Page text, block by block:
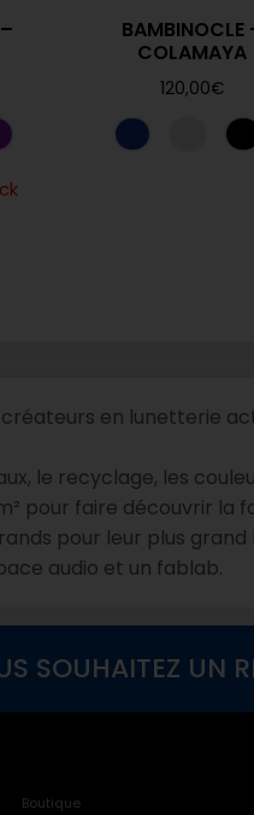
BAMBINOCLE
COLAMAYA
120,00€
en lunetterie
le recyclage, les
pour faire découvrir
pour leur plus grand
audio et un fablab.
SOUHAITEZ UN
Boutique